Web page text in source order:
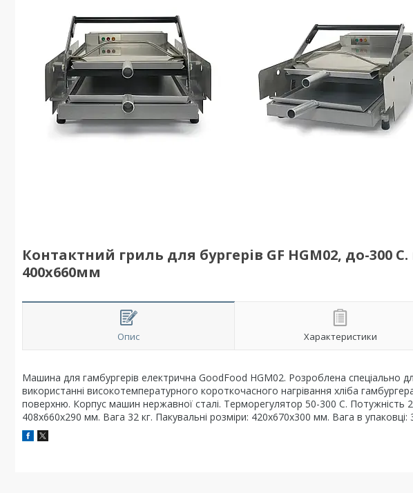
Контактний гриль для бургерів GF HGM02, до-300
400x660мм
Опис Характеристики
Машина для гамбургерів електрична GoodFood HGM02. Розроблена спеціально
використанні високотемпературного короткочасного нагрівання хліба
поверхню. Корпус машин нержавної сталі. Терморегулятор 50-300 С. Потужність
408x660x290 мм. Вага 32 кг. Пакувальні розміри: 420x670x300 мм. Вага в упаковці: